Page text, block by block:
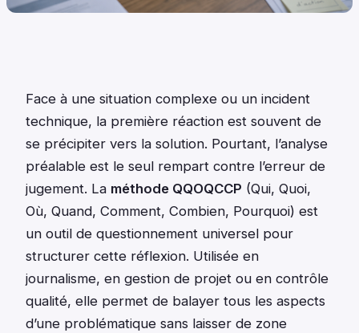
Face à une situation complexe ou un incident
technique, la première réaction est souvent de
se précipiter vers la solution. Pourtant, l’analyse
préalable est le seul rempart contre l’erreur de
jugement. La méthode QQOQCCP (Qui, Quoi,
Où, Quand, Comment, Combien, Pourquoi) est
un outil de questionnement universel pour
structurer cette réflexion. Utilisée en
journalisme, en gestion de projet ou en contrôle
qualité, elle permet de balayer tous les aspects
d’une problématique sans laisser de zone